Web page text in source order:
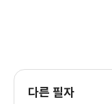
다른 필자